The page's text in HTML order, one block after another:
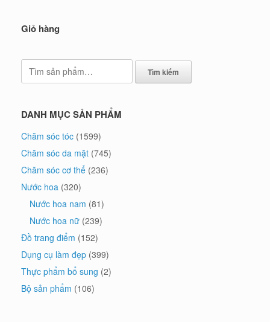
Giỏ hàng
Tìm
kiếm:
Tìm kiếm
DANH MỤC SẢN PHẨM
Chăm sóc tóc (1599)
Chăm sóc da mặt (745)
Chăm sóc cơ thể (236)
Nước hoa (320)
Nước hoa nam (81)
Nước hoa nữ (239)
Đồ trang điểm (152)
Dụng cụ làm đẹp (399)
Thực phẩm bổ sung (2)
Bộ sản phẩm (106)